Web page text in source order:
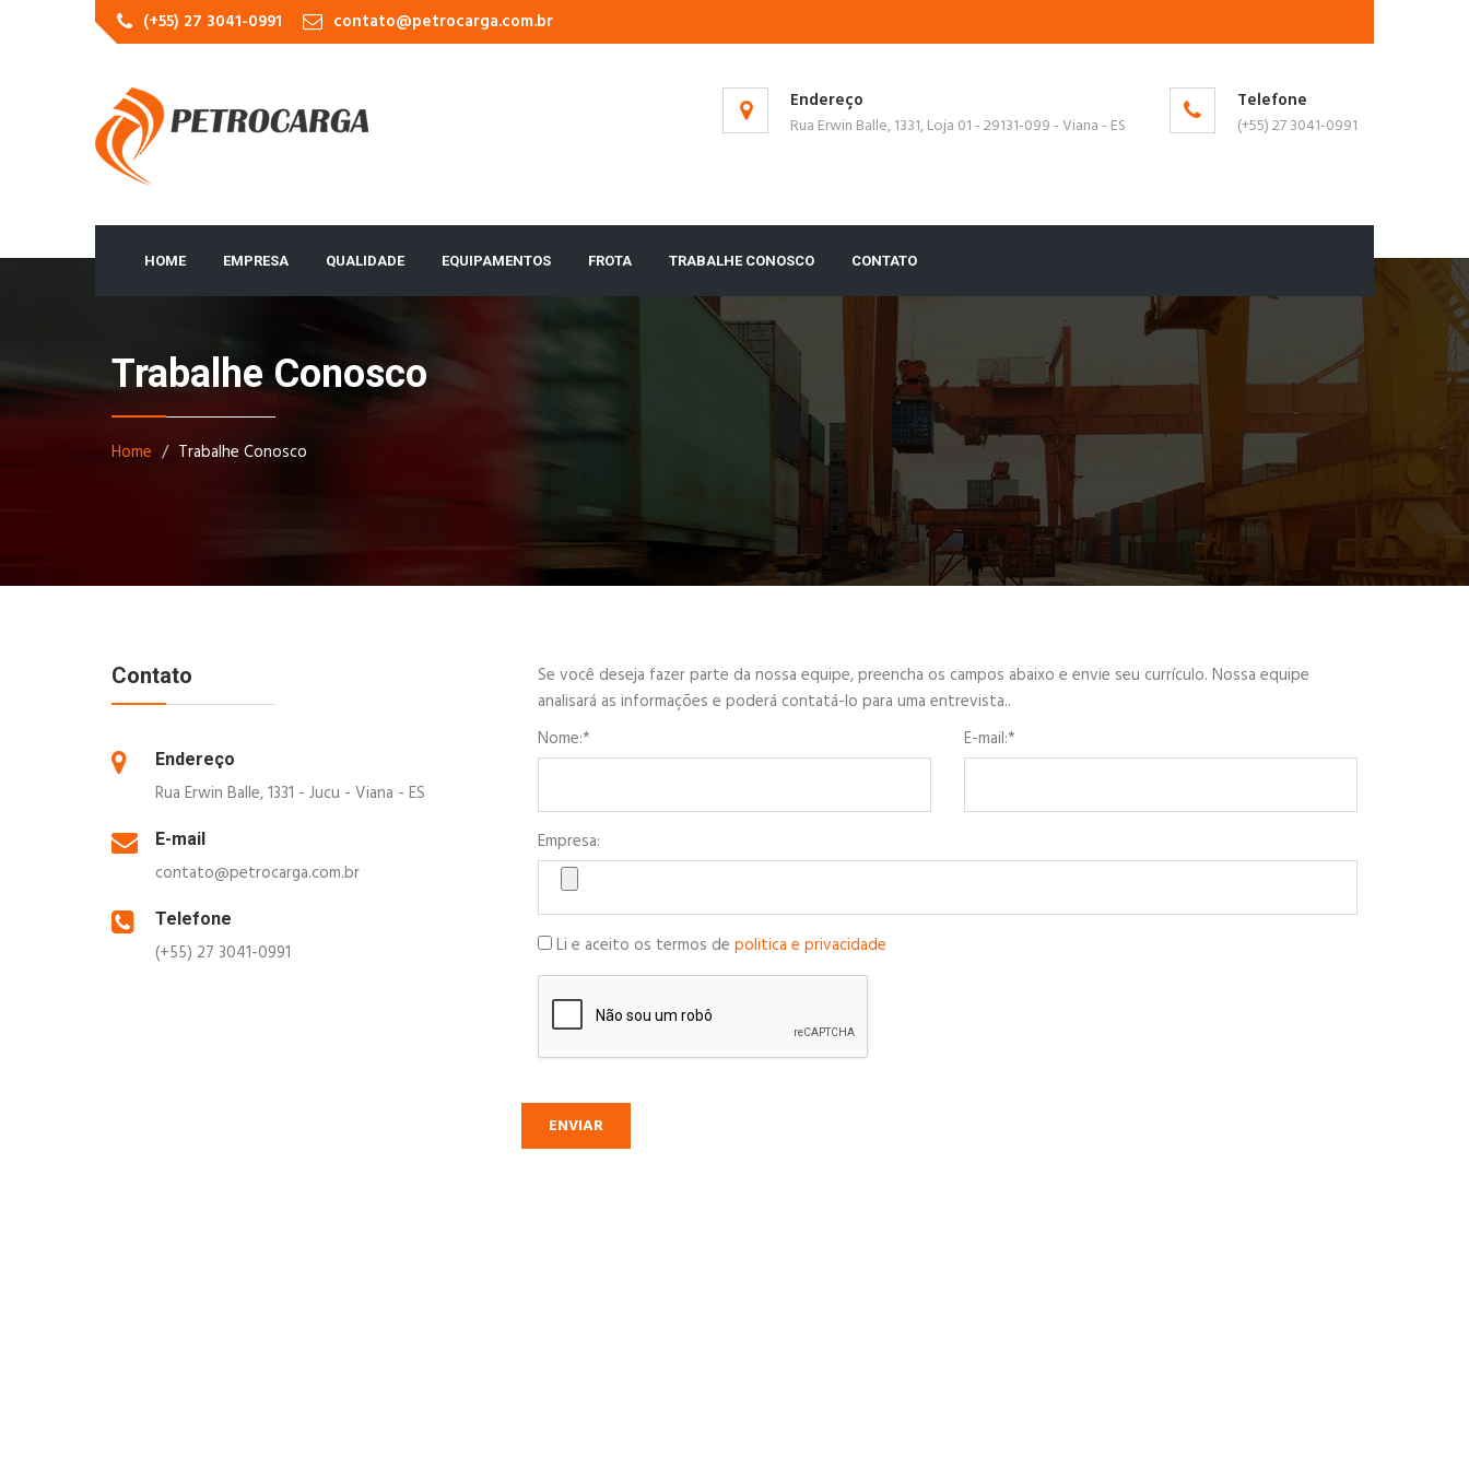
(+55) 27 3041-0991 contato@petrocarga.com.br
Endereço
Rua Erwin Balle, 1331, Loja 01 - 29131-099 - Viana - ES
Telefone
(+55) 27 3041-0991
HOME EMPRESA QUALIDADE EQUIPAMENTOS FROTA TRABALHE CONOSCO CONTATO
Trabalhe Conosco
Home Trabalhe Conosco
Contato
Endereço
Rua Erwin Balle, 1331 - Jucu - Viana - ES
E-mail
contato@petrocarga.com.br
Telefone
(+55) 27 3041-0991
Se você deseja fazer parte da nossa equipe, preencha os campos abaixo e envie seu currículo. Nossa equipe
analisará as informações e poderá contatá-lo para uma entrevista..
Nome:*
E-mail:*
Empresa:
Li e aceito os termos de politica e privacidade
ENVIAR